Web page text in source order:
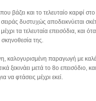
βάζει και το τελευταίο καρφί
δυστυχώς αποδεικνύεται
τα τελευταία επεισόδια, και
της.
καλογυρισμένη παραγωγή με
ξεκινάει μετά το 8ο επεισόδιο,
να φτάσεις μέχρι εκεί.